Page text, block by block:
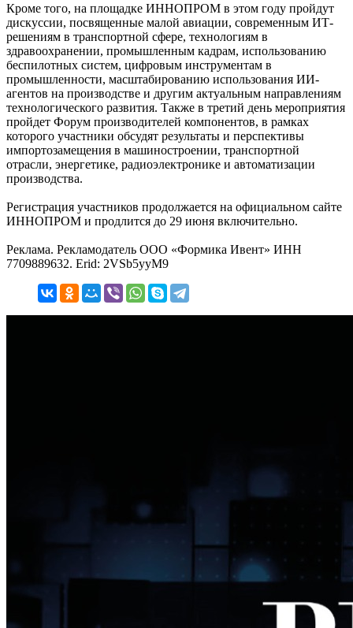
Кроме того, на площадке ИННОПРОМ в этом году пройдут
дискуссии, посвященные малой авиации, современным ИТ-
решениям в транспортной сфере, технологиям в
здравоохранении, промышленным кадрам, использованию
беспилотных систем, цифровым инструментам в
промышленности, масштабированию использования ИИ-
агентов на производстве и другим актуальным направлениям
технологического развития. Также в третий день мероприятия
пройдет Форум производителей компонентов, в рамках
которого участники обсудят результаты и перспективы
импортозамещения в машиностроении, транспортной
отрасли, энергетике, радиоэлектронике и автоматизации
производства.
Регистрация участников продолжается на официальном сайте
ИННОПРОМ и продлится до 29 июня включительно.
Реклама. Рекламодатель ООО «Формика Ивент» ИНН
7709889632. Erid: 2VSb5yyM9